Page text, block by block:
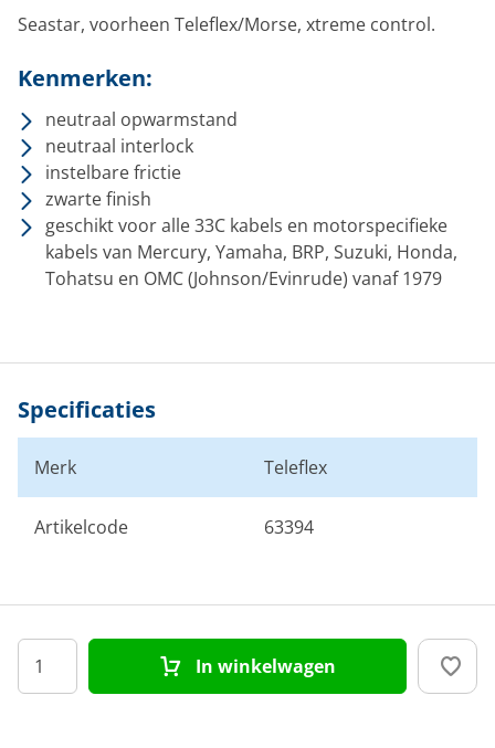
Seastar, voorheen Teleflex/Morse, xtreme control.
Kenmerken:
neutraal opwarmstand
neutraal interlock
instelbare frictie
zwarte finish
geschikt voor alle 33C kabels en motorspecifieke
kabels van Mercury, Yamaha, BRP, Suzuki, Honda,
Tohatsu en OMC (Johnson/Evinrude) vanaf 1979
Specificaties
Merk Teleflex
Artikelcode 63394
In winkelwagen